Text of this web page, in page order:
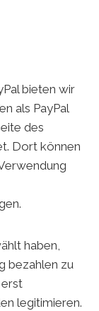
bieten wir
als PayPal
des
Dort können
haben,
bezahlen zu
legitimieren.